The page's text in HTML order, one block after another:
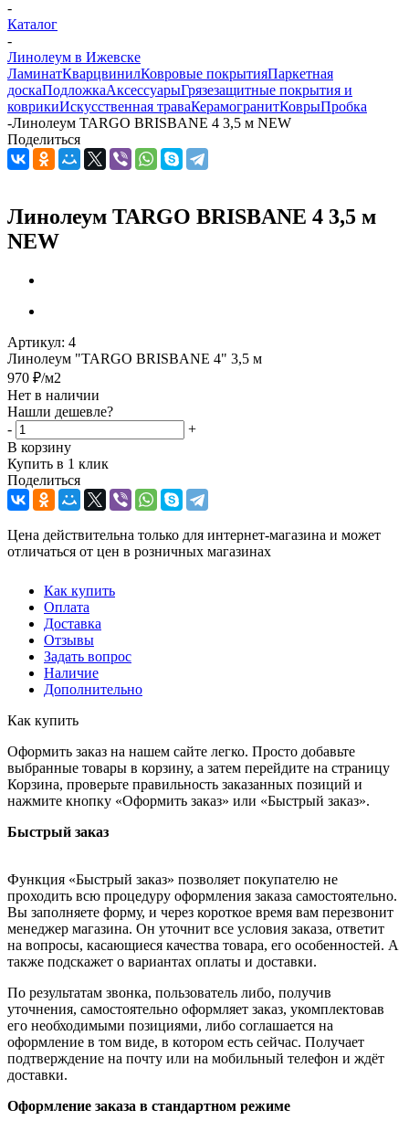
-
Каталог
-
Линолеум в Ижевске
ЛаминатКварцвинилКовровые покрытияПаркетная
доскаПодложкаАксессуарыГрязезащитные покрытия и
коврикиИскусственная траваКерамогранитКоврыПробка
-Линолеум TARGO BRISBANE 4 3,5 м NEW
Поделиться
Линолеум TARGO BRISBANE 4 3,5 м
NEW
Артикул: 4
Линолеум "TARGO BRISBANE 4" 3,5 м
970 ₽/м2
Нет в наличии
Нашли дешевле?
-
+
В корзину
Купить в 1 клик
Поделиться
Цена действительна только для интернет-магазина и может
отличаться от цен в розничных магазинах
Как купить
Оплата
Доставка
Отзывы
Задать вопрос
Наличие
Дополнительно
Как купить
Оформить заказ на нашем сайте легко. Просто добавьте
выбранные товары в корзину, а затем перейдите на страницу
Корзина, проверьте правильность заказанных позиций и
нажмите кнопку «Оформить заказ» или «Быстрый заказ».
Быстрый заказ
Функция «Быстрый заказ» позволяет покупателю не
проходить всю процедуру оформления заказа самостоятельно.
Вы заполняете форму, и через короткое время вам перезвонит
менеджер магазина. Он уточнит все условия заказа, ответит
на вопросы, касающиеся качества товара, его особенностей. А
также подскажет о вариантах оплаты и доставки.
По результатам звонка, пользователь либо, получив
уточнения, самостоятельно оформляет заказ, укомплектовав
его необходимыми позициями, либо соглашается на
оформление в том виде, в котором есть сейчас. Получает
подтверждение на почту или на мобильный телефон и ждёт
доставки.
Оформление заказа в стандартном режиме